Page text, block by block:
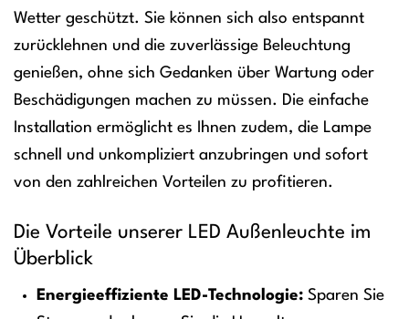
Wetter geschützt. Sie können sich also entspannt
zurücklehnen und die zuverlässige Beleuchtung
genießen, ohne sich Gedanken über Wartung oder
Beschädigungen machen zu müssen. Die einfache
Installation ermöglicht es Ihnen zudem, die Lampe
schnell und unkompliziert anzubringen und sofort
von den zahlreichen Vorteilen zu profitieren.
Die Vorteile unserer LED Außenleuchte im
Überblick
Energieeffiziente LED-Technologie:Sparen Sie